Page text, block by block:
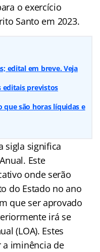
o exercício
Santo em 2023.
edital em breve. Veja
editais previstos
que são horas líquidas e
sigla significa
Este
onde serão
do Estado no ano
que ser aprovado
irá se
(LOA). Estes
iminência de